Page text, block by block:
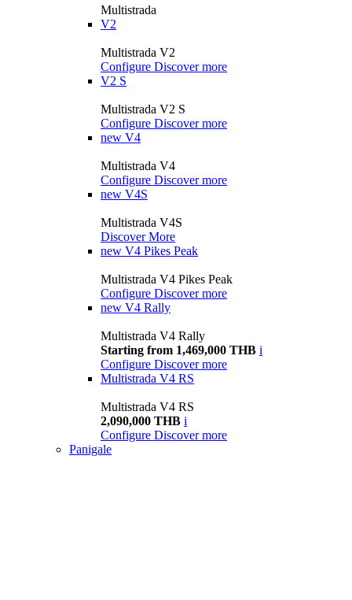
Multistrada
V2
Multistrada V2
Configure Discover more
V2 S
Multistrada V2 S
Configure Discover more
new V4
Multistrada V4
Configure Discover more
new V4S
Multistrada V4S
Discover More
new V4 Pikes Peak
Multistrada V4 Pikes Peak
Configure Discover more
new V4 Rally
Multistrada V4 Rally
Starting from 1,469,000 THB i
Configure Discover more
Multistrada V4 RS
Multistrada V4 RS
2,090,000 THB i
Configure Discover more
Panigale